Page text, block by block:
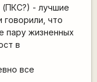
(ПКС?) - лучшие
говорили, что
пару жизненных
в
все